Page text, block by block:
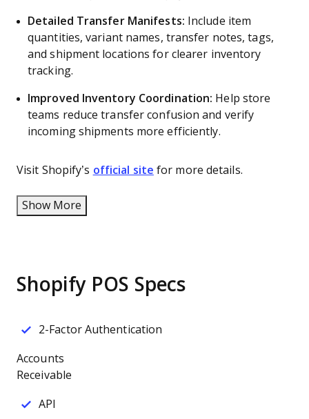
Detailed Transfer Manifests: Include item
quantities, variant names, transfer notes, tags,
and shipment locations for clearer inventory
tracking.
Improved Inventory Coordination: Help store
teams reduce transfer confusion and verify
incoming shipments more efficiently.
Visit Shopify’s official site for more details.
Show More
Shopify POS Specs
2-Factor Authentication
Accounts
Receivable
API